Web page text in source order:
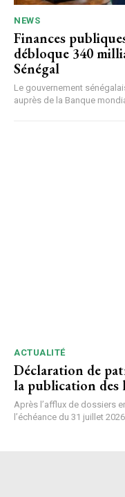
NEWS
Finances
débloque 340
Sénégal
Le gouvernement
auprès de la Banque
ACTUALITÉ
Déclaration de
la publication des
Après l’afflux de dossiers
l’échéance du 31 juillet